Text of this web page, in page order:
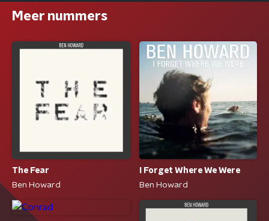
Meer nummers
The Fear
Ben Howard
I Forget Where We Were
Ben Howard